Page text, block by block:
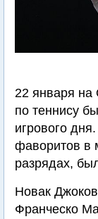
22 января на
по теннису
игрового
фаворитов в
разрядах,
Новак
Франческо